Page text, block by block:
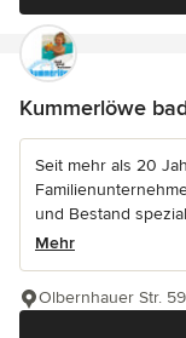
Kummerlöwe
Seit mehr als 20
und Bestand
Mehr
Olbernhauer Str.